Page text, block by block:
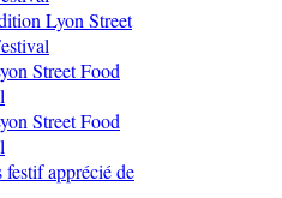
Lyon Street
Street Food
Street Food
apprécié de